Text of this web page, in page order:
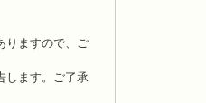
りますので、ご
します。ご了承